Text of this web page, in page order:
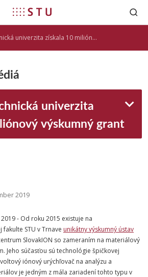
získala 10 miliónový výskumný grant
univerzita
výskumný grant
2019
- Od roku 2015 existuje na
STU v Trnave unikátny výskumný ústav
SlovakION so zameraním na materiálový
Jeho súčasťou sú technológie špičkovej
iónový urýchľovač na analýzu a
je jedným z mála zariadení tohto typu v